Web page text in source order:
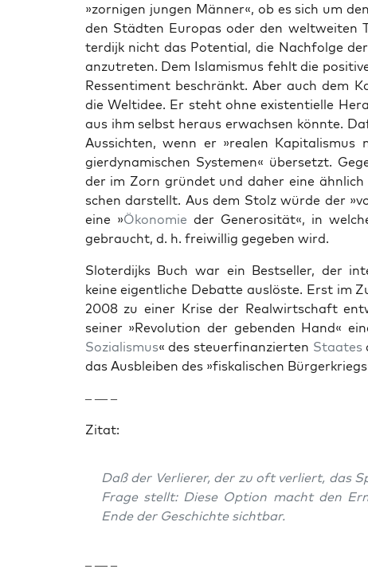
»zorni­gen jun­gen Män­ner«, ob es sich um
den Städten Europas oder den weltweit­en
ter­dijk nicht das Poten­tial, die Nach­folge
anzutreten. Dem Islamis­mus fehlt die
Ressen­ti­ment beschränkt. Aber auch dem
die Weltidee. Er ste­ht ohne exis­ten­tielle
aus ihm selb­st her­aus erwach­sen kön­nte.
Aus­sicht­en, wenn er »realen Kap­i­tal­is­mus
gier­dy­namis­chen Sys­te­men« über­set­zt.
der im Zorn grün­det und daher eine
schen darstellt. Aus dem Stolz würde der
eine »Ökonomie der Gen­erosität«, in
gebraucht, d. h. frei­willig gegeben wird.
Slo­ter­dijks Buch war ein Best­seller, der
keine eigentliche Debat­te aus­löste. Erst im
2008 zu ein­er Krise der Real­wirtschaft
sein­er »Rev­o­lu­tion der geben­den Hand«
Sozial­is­mus« des steuer­fi­nanzierten Staates
das Aus­bleiben des »fiskalis­chen
– — –
Zitat:
Daß der Ver­lier­er, der zu oft ver­liert, das
Frage stellt: Diese Option macht den
Ende der Geschichte sicht­bar.
– — –